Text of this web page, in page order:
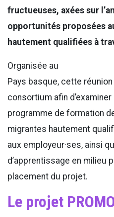
fructueuses, axées sur
opportunités proposées
hautement qualifiées à
Organisée au
Pays basque, cette
consortium afin
programme de formation
migrantes hautement
aux employeur·ses, ainsi
d’apprentissage en milieu
placement du projet.
Le projet